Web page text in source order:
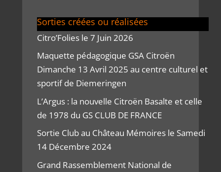
Sorties créées ou réalisées
Citro’Folies le 7 Juin 2026
Maquette pédagogique GSA Citroën
Dimanche 13 Avril 2025 au centre culturel et
sportif de Diemeringen
L’Argus : la nouvelle Citroën Basalte et celle
de 1978 du GS CLUB DE FRANCE
Sortie Club au Château Mémoires le Samedi
14 Décembre 2024
Grand Rassemblement National de